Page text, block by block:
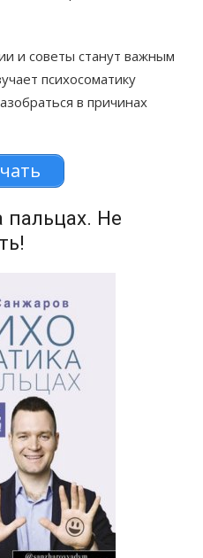
и советы станут важным
психосоматику
в причинах
пальцах. Не